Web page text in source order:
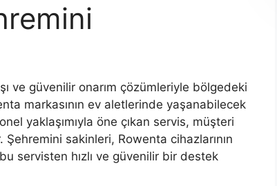
ve güvenilir onarım çözümleriyle bölgedeki
markasının ev aletlerinde yaşanabilecek
yaklaşımıyla öne çıkan servis, müşteri
sakinleri, Rowenta cihazlarının
servisten hızlı ve güvenilir bir destek